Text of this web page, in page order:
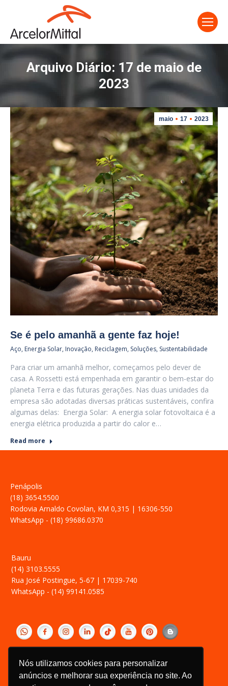
Nós utilizamos cookies para personalizar
anúncios e melhorar sua experiência no site. Ao
Arquivo Diário: 17 de maio de
2023
maio 17 2023
Se é pelo amanhã a gente faz hoje!
Aço, Energia Solar, Inovação, Reciclagem, Soluções, Sustentabilidade
Para criar um amanhã melhor, começamos pelo dever de
casa. A Rossetti está empenhada em garantir o bem-estar do
planeta Terra e das futuras gerações. Nas duas unidades da
empresa são adotadas diversas práticas sustentáveis, confira
algumas delas: ­ Energia Solar: A energia solar fotovoltaica é a
energia elétrica produzida a partir do calor e…
Read more
Penápolis
(18) 3654.5500
Rodovia Arnaldo Covolan, KM 0,315 | 16306-550
WhatsApp - (18) 99686.0370
Bauru
(14) 3103.5555
Rua José Postingue, 5-67 | 17039-740
WhatsApp - (14) 99141.0585
Relatório Transparência Salarial
Canal de Ética